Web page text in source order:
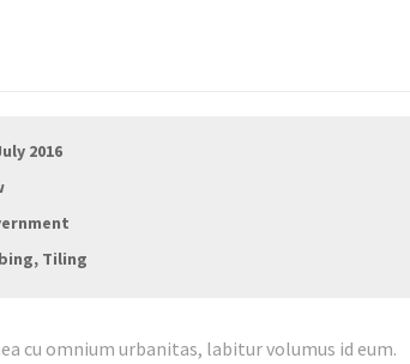
2016
Tiling
cu omnium urbanitas, labitur volumus id eum.